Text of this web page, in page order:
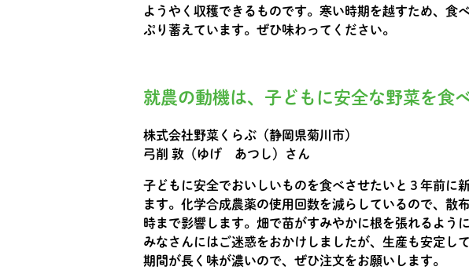
ようやく収穫できるものです。寒い時期を越すため、食
ぷり蓄えています。ぜひ味わってください。
就農の動機は、子どもに安全な野菜を食
株式会社野菜くらぶ（静岡県菊川市）
弓削 敦（ゆげ あつし）さん
子どもに安全でおいしいものを食べさせたいと３年前に
ます。化学合成農薬の使用回数を減らしているので、散
時まで影響します。畑で苗がすみやかに根を張れるよう
みなさんにはご迷惑をおかけしましたが、生産も安定し
期間が長く味が濃いので、ぜひ注文をお願いします。